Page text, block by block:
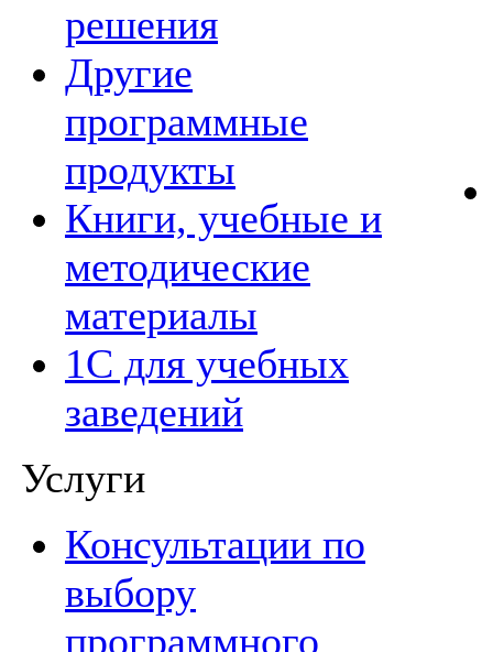
решения
Другие
программные
продукты
Книги, учебные и
методические
материалы
1С для учебных
заведений
Услуги
Консультации по
выбору
программного